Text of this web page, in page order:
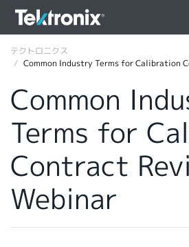
ENGLISH
FRANÇAIS
DEUTSCH
テクトロニクス
Common Industry Terms for Calibration
Common
Terms for
Contract
Webinar